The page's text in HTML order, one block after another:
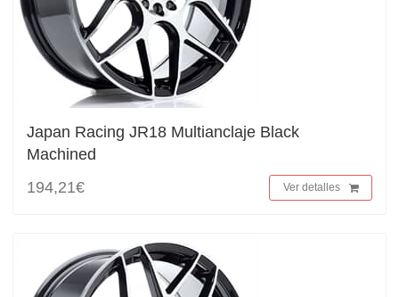
Japan Racing JR18 Multianclaje Black
Machined
194,21€
Ver detalles